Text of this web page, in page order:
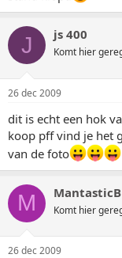
J js 400
Komt hier
26 dec 2009
dit is echt een hok
koop pff vind je het
van de foto
M Komt hier
26 dec 2009